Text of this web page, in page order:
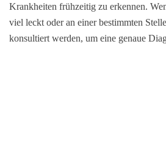
Krankheiten frühzeitig zu erkennen.
viel leckt oder an einer bestimmten
konsultiert werden, um eine genaue